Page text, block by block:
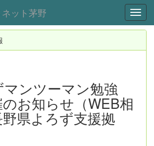
ット茅野
マンツーマン勉強
お知らせ（WEB相
県よろず支援拠